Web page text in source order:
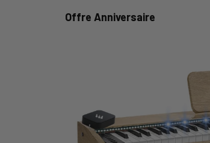
Offre Anniversaire